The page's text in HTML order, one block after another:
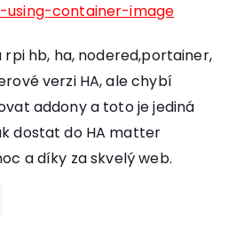
container-image
rpi hb, ha, nodered,portainer,
verzi HA, ale chybí
addony a toto je jediná
dostat do HA matter
a díky za skvelý web.